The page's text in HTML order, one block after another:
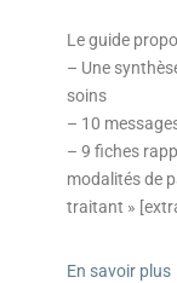
Le guide
– Une
soins
– 10
– 9 fiches
modalités de
traitant »
En savoir plus